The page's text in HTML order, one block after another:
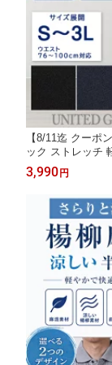
【8/11迄 クーポ
ック ストレッチ
m 74cm 77cm ウ
ネス 通勤 パンツ
3,990円